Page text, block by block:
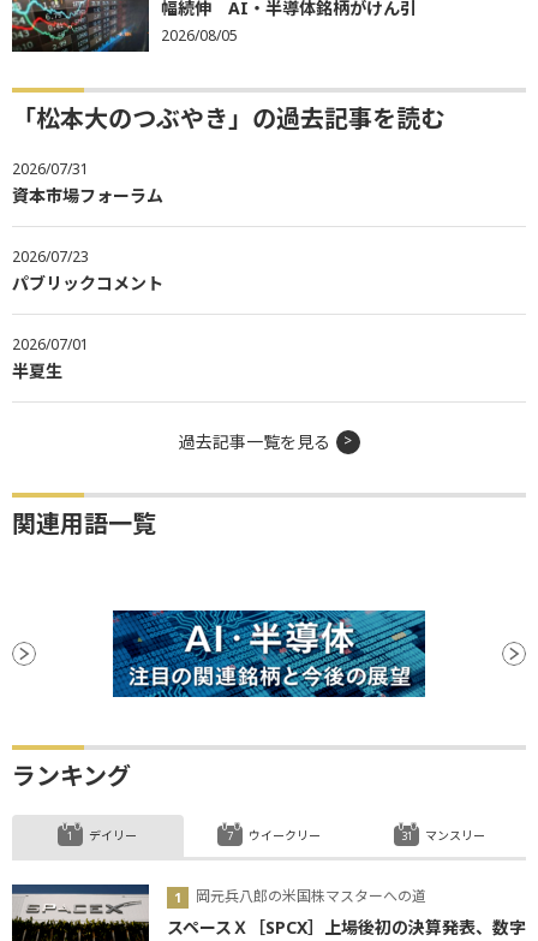
幅続伸 AI・半導体銘柄がけん引
2026/08/05
「松本大のつぶやき」の過去記事を読む
2026/07/31
資本市場フォーラム
2026/07/23
パブリックコメント
2026/07/01
半夏生
過去記事一覧を見る
関連用語一覧
ランキング
デイリー
岡元兵八郎の米国株マスターへの道
スペースＸ［SPCX］上場後初の決算発表、数字
ウイークリー マンスリー